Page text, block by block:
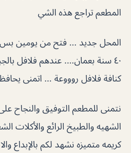
المطعم تراجع هذه الشي
المحل جديد … فتح من يومين
٤٠ سنة بعمان…. عندهم فلافل
كنافة فلافل روووعة … اتمنى
نتمنى للمطعم التوفيق والنجاح على
الشهيه والطبيخ الرائع والأكلات
كريمه متميزه نشهد لكم بالإبداع